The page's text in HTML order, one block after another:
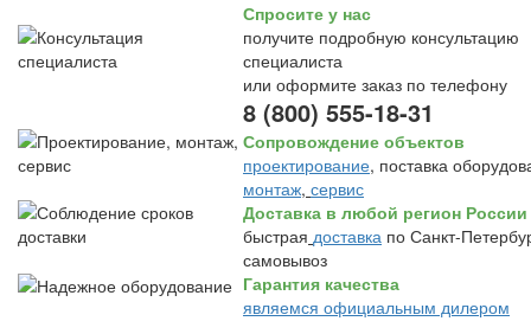
Спросите у нас
получите подробную консультацию
специалиста
или оформите заказ по телефону
8 (800) 555-18-31
Сопровождение объектов
проектирование, поставка
монтаж, сервис
Доставка в любой регион России
быстрая доставка по Санкт-
самовывоз
Гарантия качества
являемся официальным дилером